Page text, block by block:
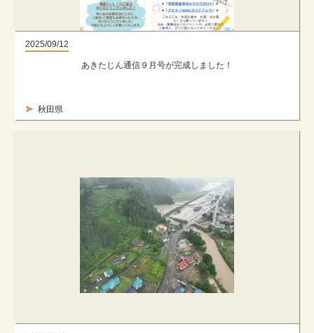
2025/09/12
秋田県
あきたじん通信９月号が完成しました！